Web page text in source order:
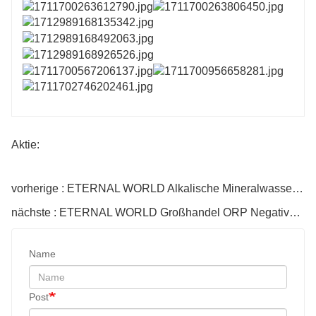
Wasserstoff mit höherer Effizienz erzeugen,
unabhängig von der Wassertemperatur, und zwar
staubfrei und geruchlos.
Aktie:
vorherige : ETERNAL WORLD Alkalische Mineralwasseraufbereitung ORP-Wasserstoffkugel Wasserfiltration Wasserstoff ORP-Keramikkugeln
nächste : ETERNAL WORLD Großhandel ORP Negative Ionen Keramik Bio Medien Wasserstoff Wasser Keramikscheibe
Name
Post